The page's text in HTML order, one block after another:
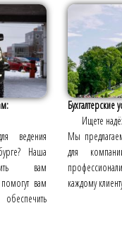
ведения
Наша
вам
вам
Бухгалтерские
Ищете
Мы
для
каждому